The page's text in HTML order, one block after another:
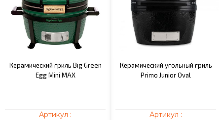
Керамический гриль Big Green
Egg Mini MAX
Артикул :
Керамический угольный гриль
Primo Junior Oval
Артикул :